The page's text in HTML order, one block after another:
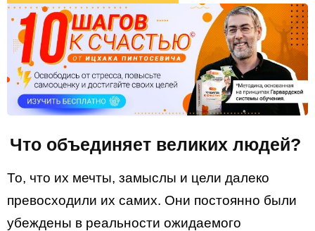
Что объединяет великих людей?
То, что их мечты, замыслы и цели далеко
превосходили их самих. Они постоянно были
убеждены в реальности ожидаемого